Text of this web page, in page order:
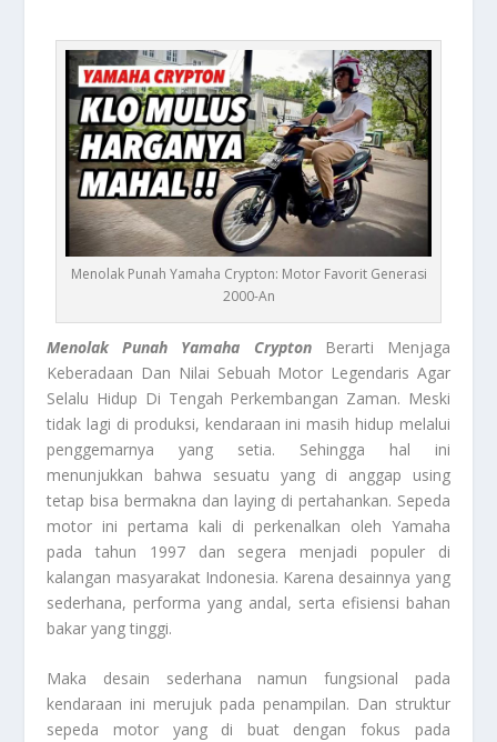
Menolak Punah Yamaha Crypton: Motor Favorit Generasi
2000-An
Menolak Punah Yamaha CryptonBerarti Menjaga
Keberadaan Dan Nilai Sebuah Motor Legendaris Agar
Selalu Hidup Di Tengah Perkembangan Zaman. Meski
tidak lagi di produksi, kendaraan ini masih hidup melalui
penggemarnya yang setia. Sehingga hal ini
menunjukkan bahwa sesuatu yang di anggap using
tetap bisa bermakna dan laying di pertahankan. Sepeda
motor ini pertama kali di perkenalkan oleh Yamaha
pada tahun 1997 dan segera menjadi populer di
kalangan masyarakat Indonesia. Karena desainnya yang
sederhana, performa yang andal, serta efisiensi bahan
bakar yang tinggi.
Maka desain sederhana namun fungsional pada
kendaraan ini merujuk pada penampilan. Dan struktur
sepeda motor yang di buat dengan fokus pada